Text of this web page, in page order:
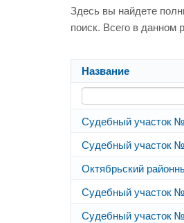
Здесь вы найдете
поиск. Всего в данном
Название
Судебный участок
Судебный участок
Октябрьский
Судебный участок
Судебный участок